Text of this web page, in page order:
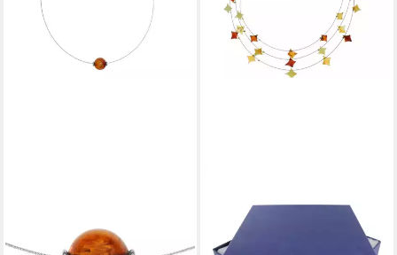
Collier Ostsee-Schmuck
Collier Carre' Collier Carre'
(1-tlg)